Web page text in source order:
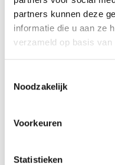
partners kunnen deze
informatie die u aan ze
verzameld op basis
Noodzakelijk
Voorkeuren
Statistieken